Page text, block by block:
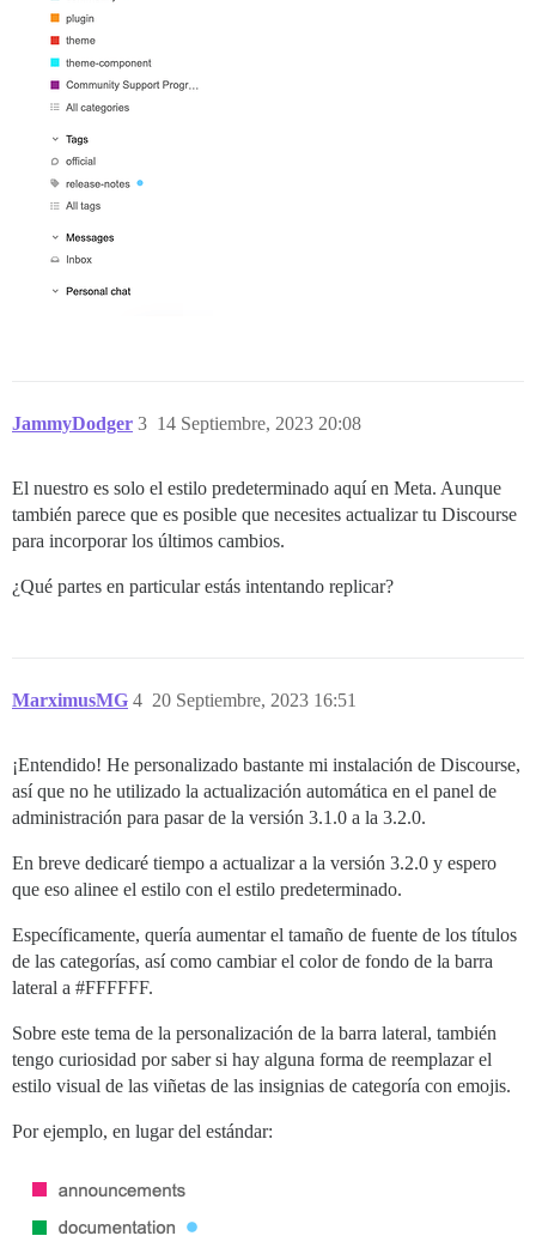
JammyDodger 14 Septiembre, 2023 20:08
3
El nuestro es solo el estilo predeterminado aquí en Meta. Aunque
también parece que es posible que necesites actualizar tu Discourse
para incorporar los últimos cambios.
¿Qué partes en particular estás intentando replicar?
MarximusMG 20 Septiembre, 2023 16:51
4
¡Entendido! He personalizado bastante mi instalación de Discourse,
así que no he utilizado la actualización automática en el panel de
administración para pasar de la versión 3.1.0 a la 3.2.0.
En breve dedicaré tiempo a actualizar a la versión 3.2.0 y espero
que eso alinee el estilo con el estilo predeterminado.
Específicamente, quería aumentar el tamaño de fuente de los títulos
de las categorías, así como cambiar el color de fondo de la barra
lateral a #FFFFFF.
Sobre este tema de la personalización de la barra lateral, también
tengo curiosidad por saber si hay alguna forma de reemplazar el
estilo visual de las viñetas de las insignias de categoría con emojis.
Por ejemplo, en lugar del estándar: